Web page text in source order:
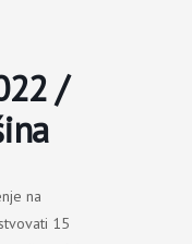
/
na
15